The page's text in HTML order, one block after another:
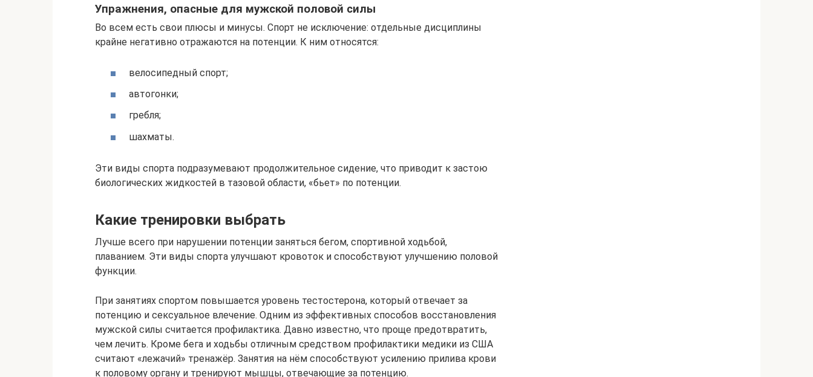
Упражнения, опасные для мужской половой силы
Во всем есть свои плюсы и минусы. Спорт не исключение: отдельные дисциплины
крайне негативно отражаются на потенции. К ним относятся:
велосипедный спорт;
автогонки;
гребля;
шахматы.
Эти виды спорта подразумевают продолжительное сидение, что приводит к застою
биологических жидкостей в тазовой области, «бьет» по потенции.
Какие тренировки выбрать
Лучше всего при нарушении потенции заняться бегом, спортивной ходьбой,
плаванием. Эти виды спорта улучшают кровоток и способствуют улучшению половой
функции.
При занятиях спортом повышается уровень тестостерона, который отвечает за
потенцию и сексуальное влечение. Одним из эффективных способов восстановления
мужской силы считается профилактика. Давно известно, что проще предотвратить,
чем лечить. Кроме бега и ходьбы отличным средством профилактики медики из США
считают «лежачий» тренажёр. Занятия на нём способствуют усилению прилива крови
к половому органу и тренируют мышцы, отвечающие за потенцию.